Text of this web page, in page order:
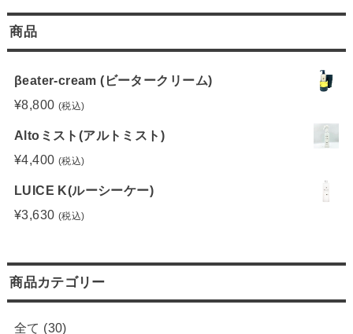
商品
βeater-cream (ビータークリーム)
¥8,800 (税込)
Altoミスト(アルトミスト)
¥4,400 (税込)
LUICE K(ルーシーケー)
¥3,630 (税込)
商品カテゴリー
全て (30)